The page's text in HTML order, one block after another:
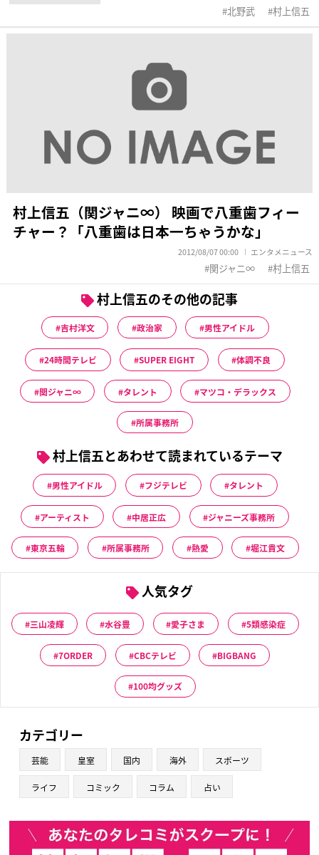
北野武 村上信五
村上信五（関ジャニ∞） 映画で八重歯フィー
チャー？「八重歯は日本一ちゃうかな」
2012/08/07 00:00 エンタメニュース
関ジャニ∞ 村上信五
村上信五のその他の記事
吉村洋文 政治家 男性アイドル
24時間テレビ SUPER EIGHT 体調不良
関ジャニ∞ タレント マツコ・デラックス
所属事務所
村上信五とあわせて読まれているテーマ
男性アイドル フジテレビ タレント
アーティスト 中居正広 ジャニーズ事務所
東京五輪 所属事務所 熱愛 堀江貴文
人気タグ
三山凌輝 水谷豊 愛子さま 5類感染症
7ORDER CBCテレビ BIGBANG
100均グッズ
カテゴリー
芸能 皇室 国内 海外 スポーツ
ライフ コミック コラム 占い